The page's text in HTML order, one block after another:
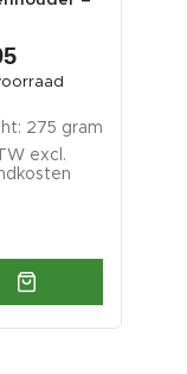
275 gram
excl.